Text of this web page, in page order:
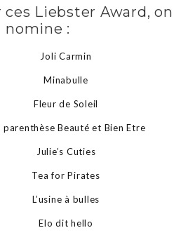
ces Liebster Award, on
nomine :
Joli Carmin
Minabulle
Fleur de Soleil
parenthèse Beauté et Bien Etre
Julie’s Cuties
Tea for Pirates
L’usine à bulles
Elo dit hello